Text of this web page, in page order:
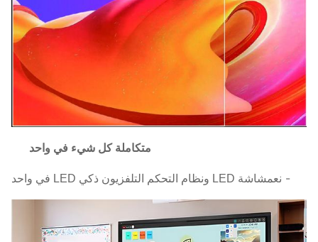
متكاملة كل شيء في واحد
- نعمشاشة LED ونظام التحكم التلفزيون ذكي LED في واحد